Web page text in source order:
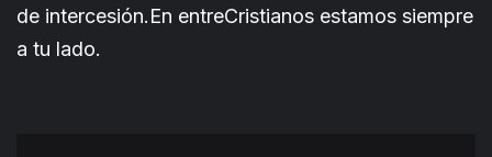
de intercesión.En entreCristianos estamos siempre
a tu lado.